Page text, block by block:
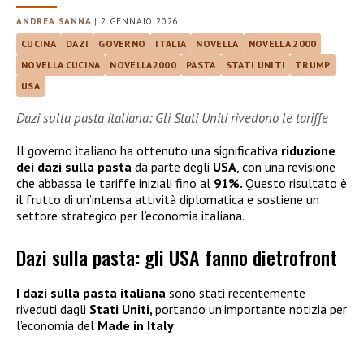
ANDREA SANNA | 2 GENNAIO 2026
CUCINA DAZI GOVERNO ITALIA NOVELLA
NOVELLA 2000
NOVELLA CUCINA
NOVELLA2000 PASTA STATI UNITI
TRUMP
USA
Dazi sulla pasta italiana: Gli Stati Uniti rivedono le tariffe
Il governo italiano ha ottenuto una significativa riduzione
dei dazi sulla pasta da parte degli USA, con una revisione
che abbassa le tariffe iniziali fino al 91%. Questo risultato è
il frutto di un’intensa attività diplomatica e sostiene un
settore strategico per l’economia italiana.
Dazi sulla pasta: gli USA fanno dietrofront
I dazi sulla pasta italiana sono stati recentemente
riveduti dagli Stati Uniti, portando un’importante notizia per
l’economia del Made in Italy.